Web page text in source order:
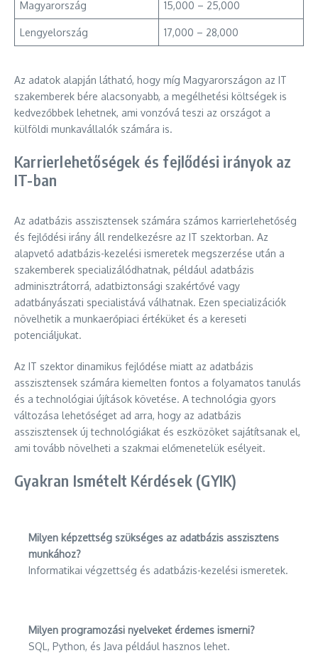
Magyarország 15,000 – 25,000
Lengyelország 17,000 – 28,000
Az adatok alapján látható, hogy míg Magyarországon az IT
szakemberek bére alacsonyabb, a megélhetési költségek is
kedvezőbbek lehetnek, ami vonzóvá teszi az országot a
külföldi munkavállalók számára is.
Karrierlehetőségek és fejlődési irányok az
IT-ban
Az adatbázis asszisztensek számára számos karrierlehetőség
és fejlődési irány áll rendelkezésre az IT szektorban. Az
alapvető adatbázis-kezelési ismeretek megszerzése után a
szakemberek specializálódhatnak, például adatbázis
adminisztrátorrá, adatbiztonsági szakértővé vagy
adatbányászati specialistává válhatnak. Ezen specializációk
növelhetik a munkaerőpiaci értéküket és a kereseti
potenciáljukat.
Az IT szektor dinamikus fejlődése miatt az adatbázis
asszisztensek számára kiemelten fontos a folyamatos tanulás
és a technológiai újítások követése. A technológia gyors
változása lehetőséget ad arra, hogy az adatbázis
asszisztensek új technológiákat és eszközöket sajátítsanak el,
ami tovább növelheti a szakmai előmenetelük esélyeit.
Gyakran Ismételt Kérdések (GYIK)
Milyen képzettség szükséges az adatbázis asszisztens
munkához?
Informatikai végzettség és adatbázis-kezelési ismeretek.
Milyen programozási nyelveket érdemes ismerni?
SQL, Python, és Java például hasznos lehet.